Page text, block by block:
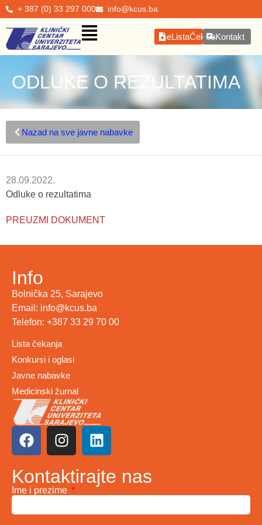
+ 387 (0) 33 297 000 info@kcus.ba
eListaČekanjaKontakt
ODLUKE O REZULTATIMA
Nazad na sve javne nabavke
28.09.2022.
Odluke o rezultatima
PREUZMI DOKUMENT
Info
Bolnička 25, Sarajevo
Email: info@kcus.ba
Telefon: +387 33 29 70 00
Lista čekanja
Konkursi i oglasi
Javne nabavke
Medicinski žurnal
Kontaktirajte nas
Ime i prezime